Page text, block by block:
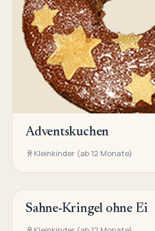
Adventskuchen
Kleinkinder (ab 12 Monate)
WEIHNACHTS-KEKSE UND -KUCHEN
Sahne-Kringel ohne Ei